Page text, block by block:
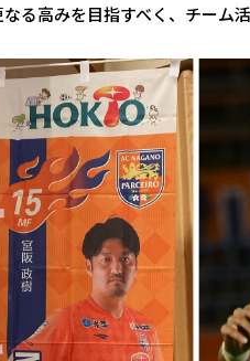
る高みを目指すべく、チーム